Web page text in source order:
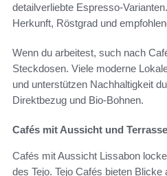
detailverliebte Espresso-
Herkunft, Röstgrad und
Wenn du arbeitest, such nach
Steckdosen. Viele moderne
und unterstützen Nachhaltigkeit
Direktbezug und Bio-Bohnen.
Cafés mit Aussicht und
Cafés mit Aussicht Lissabon
des Tejo. Tejo Cafés bieten